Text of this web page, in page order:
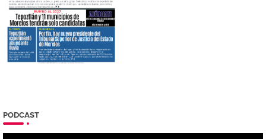
PODCAST